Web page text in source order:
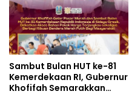
Sambut Bulan HUT ke-81
Kemerdekaan RI, Gubernur
Khofifah Semarakkan